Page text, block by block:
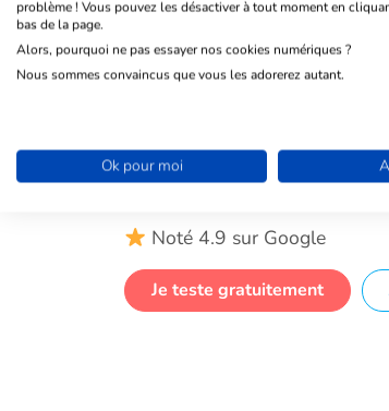
OHME LE
AUX
Plus de 1000 associations
Noté 4.9 sur Google
Je teste gratuitement
problème ! Vous pouvez les désactiver à tout moment en
bas de la page.
Alors, pourquoi ne pas essayer nos cookies numériques ?
Nous sommes convaincus que vous les adorerez autant.
Ok pour moi